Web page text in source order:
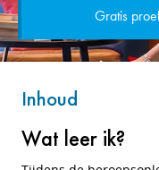
Gratis
Inhoud
Wat leer ik?